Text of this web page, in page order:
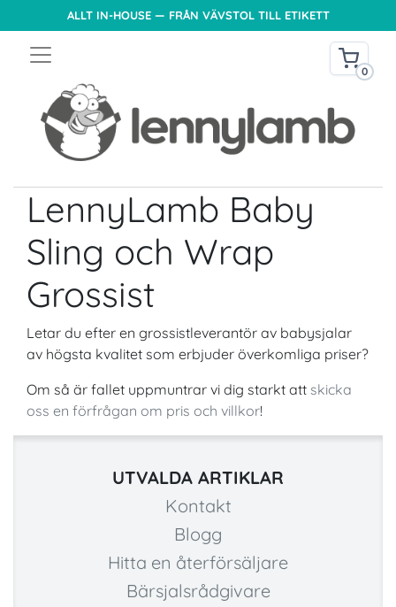
ALLT IN-HOUSE — FRÅN VÄVSTOL TILL ETIKETT
0
LennyLamb Baby
Sling och Wrap
Grossist
Letar du efter en grossistleverantör av babysjalar
av högsta kvalitet som erbjuder överkomliga priser?
Om så är fallet uppmuntrar vi dig starkt att skicka
oss en förfrågan om pris och villkor!
UTVALDA ARTIKLAR
Kontakt
Blogg
Hitta en återförsäljare
Bärsjalsrådgivare